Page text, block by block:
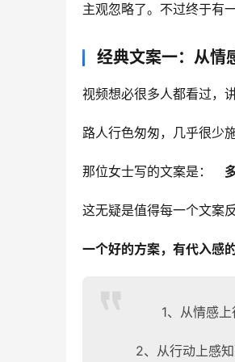
主观忽略了。不过终于有
经典文案一：从情
视频想必很多人都看过，
路人行色匆匆，几乎很少
那位女士写的文案是：
这无疑是值得每一个文案
一个好的方案，有代入感
1、从情感上
2、从行动上感知